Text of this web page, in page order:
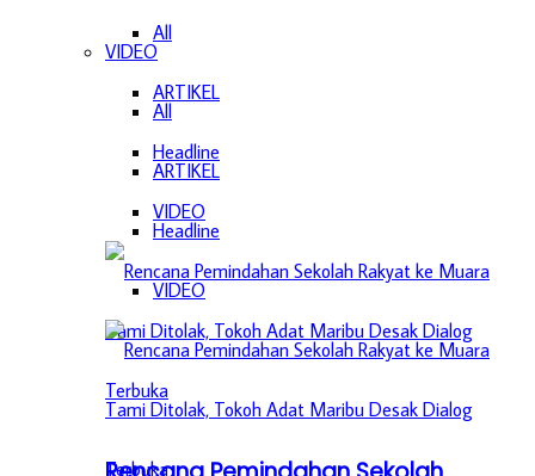
All
ARTIKEL
Headline
VIDEO
VIDEO
All
ARTIKEL
Headline
VIDEO